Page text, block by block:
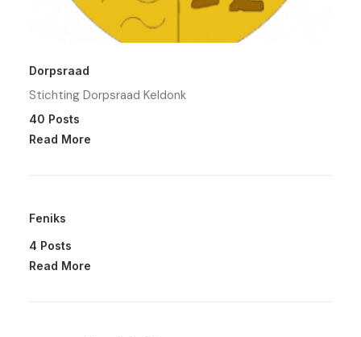
Dorpsraad
Stichting Dorpsraad Keldonk
40 Posts
Read More
Feniks
4 Posts
Read More